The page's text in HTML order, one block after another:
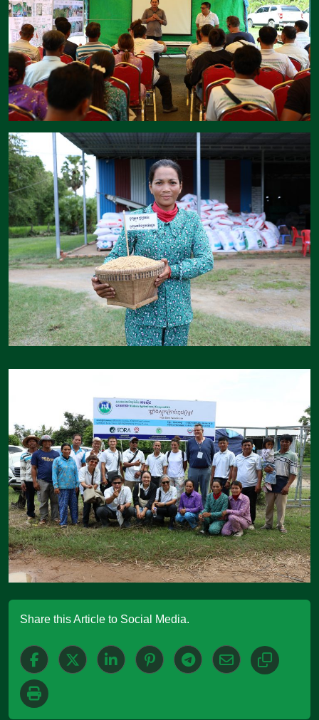
Share this Article to Social Media.